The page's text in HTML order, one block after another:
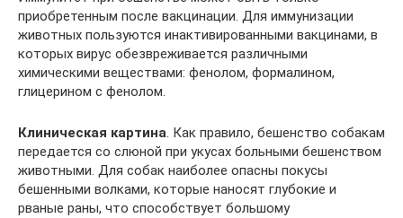
приобретенным после вакцинации. Для иммунизации
животных пользуются инактивированными вакцинами, в
которых вирус обезвреживается различными
химическими веществами: фенолом, формалином,
глицерином с фенолом.
Клиническая картина. Как правило, бешенство собакам
передается со слюной при укусах больными бешенством
животными. Для собак наиболее опасны покусы
бешенными волками, которые наносят глубокие и
рваные раны, что способствует большому